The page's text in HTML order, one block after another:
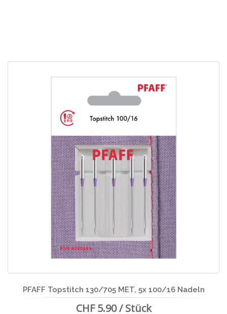
PFAFF Topstitch 130/705 MET, 5x 100/16 Nadeln
CHF 5.90 / Stück